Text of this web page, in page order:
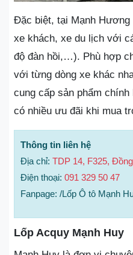
Đặc biệt, tại Mạnh
xe khách, xe du lịch với
độ đàn hồi,…). Phù hợp
với từng dòng xe khác
cung cấp sản phẩm
có nhiều ưu đãi khi mua
Thông tin liên hệ
Địa chỉ: TDP 14, F325,
Điện thoại: 091 329 50 47
Fanpage: /Lốp Ô tô Mạnh
Lốp Acquy Mạnh Huy